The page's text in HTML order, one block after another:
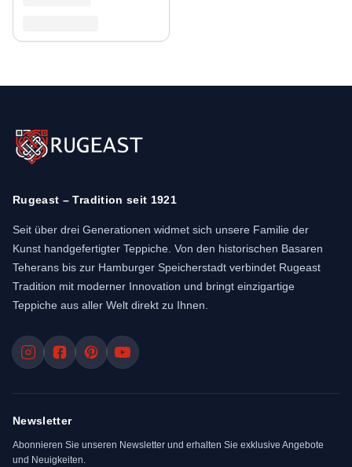
Rugeast – Tradition seit 1921
Seit über drei Generationen widmet sich unsere Familie der
Kunst handgefertigter Teppiche. Von den historischen Basaren
Teherans bis zur Hamburger Speicherstadt verbindet Rugeast
Tradition mit moderner Innovation und bringt einzigartige
Teppiche aus aller Welt direkt zu Ihnen.
Newsletter
Abonnieren Sie unseren Newsletter und erhalten Sie exklusive Angebote
und Neuigkeiten.